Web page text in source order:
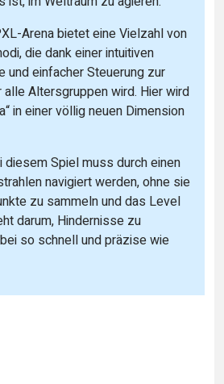
Arena bietet eine Vielzahl von
die dank einer intuitiven
und einfacher Steuerung zur
Altersgruppen wird. Hier wird
in einer völlig neuen Dimension
diesem Spiel muss durch einen
navigiert werden, ohne sie
zu sammeln und das Level
darum, Hindernisse zu
so schnell und präzise wie